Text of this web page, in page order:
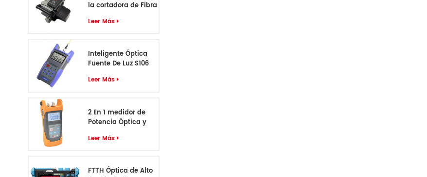
la cortadora de Fibra
Leer Más
Inteligente Óptica
Fuente De Luz S106
Leer Más
2 En 1 medidor de
Potencia Óptica y
Leer Más
FTTH Óptica de Alto